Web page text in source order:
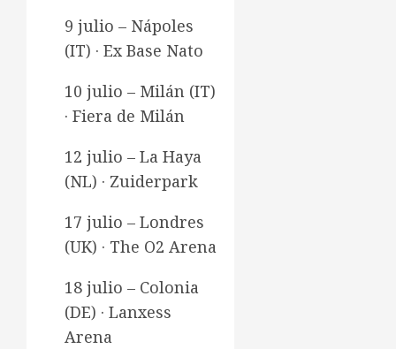
9 julio – Nápoles
(IT) · Ex Base Nato
10 julio – Milán (IT)
· Fiera de Milán
12 julio – La Haya
(NL) · Zuiderpark
17 julio – Londres
(UK) · The O2 Arena
18 julio – Colonia
(DE) · Lanxess
Arena